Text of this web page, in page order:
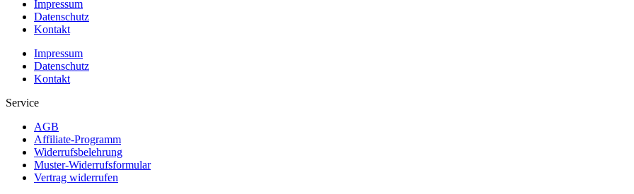
Impressum
Datenschutz
Kontakt
Impressum
Datenschutz
Kontakt
Service
AGB
Affiliate-Programm
Widerrufsbelehrung
Muster-Widerrufsformular
Vertrag widerrufen